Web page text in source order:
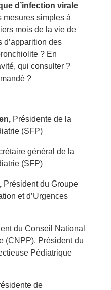
d’infection virale
mesures simples à
mois de la vie de
d’apparition des
? En
qui consulter ?
?
Présidente de la
(SFP)
général de la
(SFP)
Président du Groupe
et d’Urgences
du Conseil National
(CNPP), Président du
Pédiatrique
de